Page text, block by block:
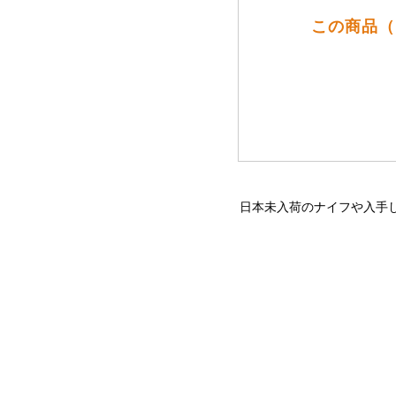
この商品
日本未入荷のナイフや入手